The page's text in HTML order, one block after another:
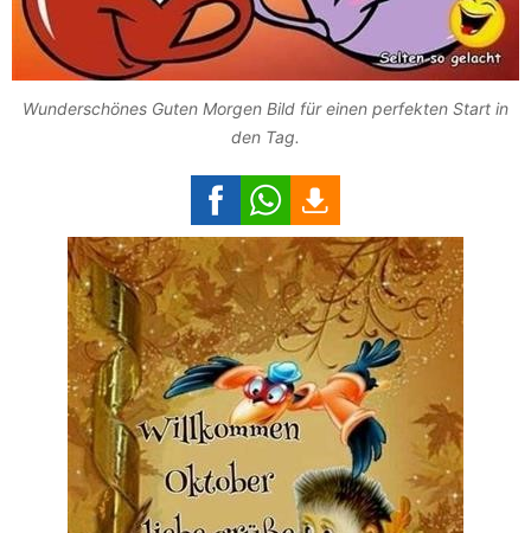
Wunderschönes Guten Morgen Bild für einen perfekten Start in
den Tag.